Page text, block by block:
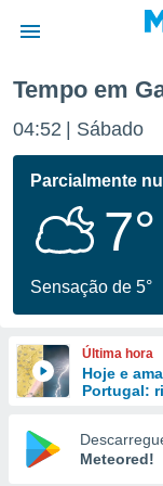
da
foi
fornecidas
a este
das
e
forma
digital
Tempo em
04:52 Sábado
Parcialmente
7°
Sensação de 5°
Última hora
Hoje e
Portugal:
Meteored!